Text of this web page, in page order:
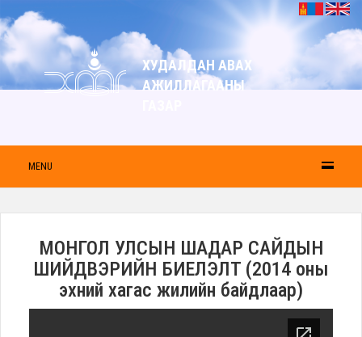
ХУДАЛДАН АВАХ
АЖИЛЛАГААНЫ
MENU
МОНГОЛ УЛСЫН ШАДАР САЙДЫН
ШИЙДВЭРИЙН БИЕЛЭЛТ (2014 оны
эхний хагас жилийн байдлаар)